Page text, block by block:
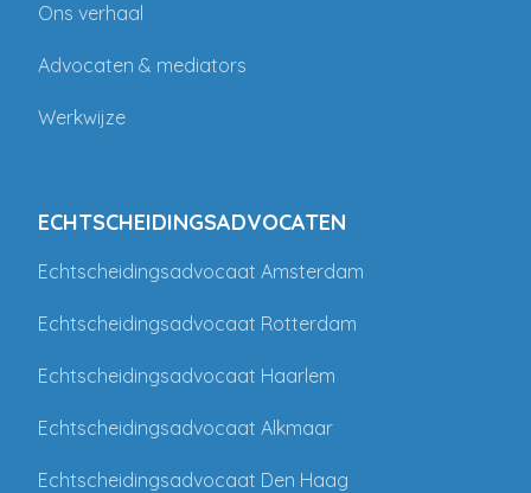
Ons verhaal
Advocaten & mediators
Werkwijze
ECHTSCHEIDINGSADVOCATEN
Echtscheidingsadvocaat Amsterdam
Echtscheidingsadvocaat Rotterdam
Echtscheidingsadvocaat Haarlem
Echtscheidingsadvocaat Alkmaar
Echtscheidingsadvocaat Den Haag